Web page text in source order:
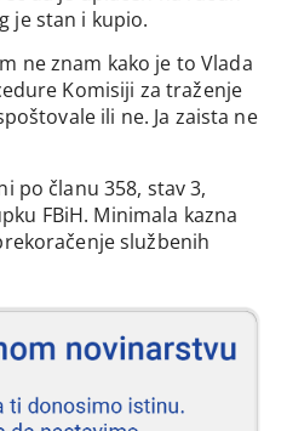
je stan i kupio.
ne znam kako je to Vlada
Komisiji za traženje
ili ne. Ja zaista ne
po članu 358, stav 3,
FBiH. Minimala kazna
službenih